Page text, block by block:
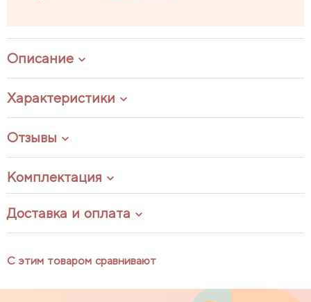
Описание
Характеристики
Отзывы
Комплектация
Доставка и оплата
С этим товаром сравнивают